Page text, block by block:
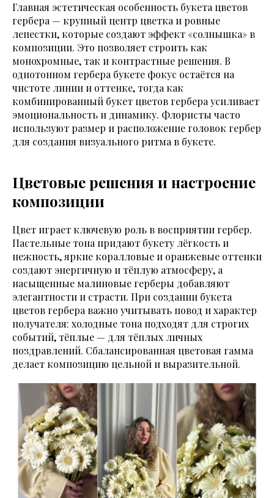
Главная эстетическая особенность букета цветов
гербера — крупный центр цветка и ровные
лепестки, которые создают эффект «солнышка» в
композиции. Это позволяет строить как
монохромные, так и контрастные решения. В
однотонном гербера букете фокус остаётся на
чистоте линии и оттенке, тогда как
комбинированный букет цветов гербера усиливает
эмоциональность и динамику. Флористы часто
используют размер и расположение головок гербер
для создания визуального ритма в букете.
Цветовые решения и настроение
композиции
Цвет играет ключевую роль в восприятии гербер.
Пастельные тона придают букету лёгкость и
нежность, яркие коралловые и оранжевые оттенки
создают энергичную и тёплую атмосферу, а
насыщенные малиновые герберы добавляют
элегантности и страсти. При создании букета
цветов гербера важно учитывать повод и характер
получателя: холодные тона подходят для строгих
событий, тёплые — для тёплых личных
поздравлений. Сбалансированная цветовая гамма
делает композицию цельной и выразительной.